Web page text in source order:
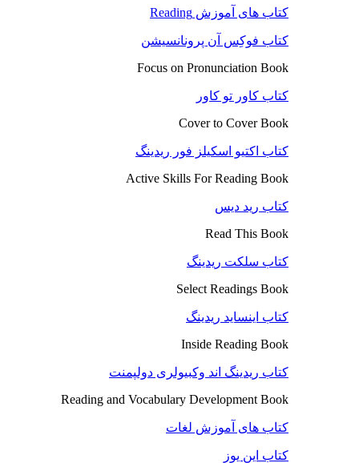
کتاب های آموزش Reading
کتاب فوکِس آن پرونانسیشن
Focus on Pronunciation Book
کتاب کاور تو کاور
Cover to Cover Book
کتاب اکتیو اسکیلز فور ریدینگ
Active Skills For Reading Book
کتاب رید دیس
Read This Book
کتاب سلکت ریدینگ
Select Readings Book
کتاب اینساید ریدینگ
Inside Reading Book
کتاب ریدینگ اند وکبیولری دولپمنت
Reading and Vocabulary Development Book
کتاب های آموزش لغات
کتاب این یوز